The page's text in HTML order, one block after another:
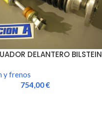
DELANTERO BILSTEIN
y frenos
754,00€